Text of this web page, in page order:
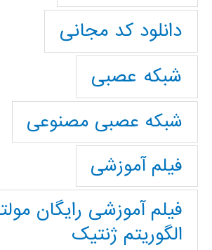
دانلود کد مجانی
شبکه عصبی
شبکه عصبی مصنوعی
فیلم آموزشی
فیلم آموزشی رایگان
الگوریتم ژنتیک